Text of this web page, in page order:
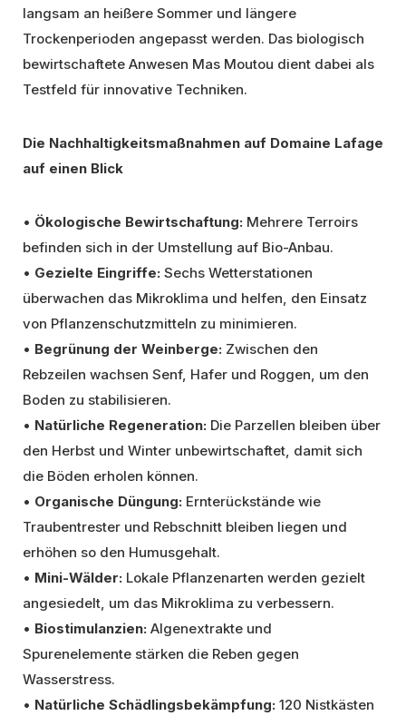
langsam an heißere Sommer und längere
Trockenperioden angepasst werden. Das biologisch
bewirtschaftete Anwesen Mas Moutou dient dabei als
Testfeld für innovative Techniken.
Die Nachhaltigkeitsmaßnahmen auf Domaine Lafage
auf einen Blick
• Ökologische Bewirtschaftung: Mehrere Terroirs
befinden sich in der Umstellung auf Bio-Anbau.
• Gezielte Eingriffe: Sechs Wetterstationen
überwachen das Mikroklima und helfen, den Einsatz
von Pflanzenschutzmitteln zu minimieren.
• Begrünung der Weinberge: Zwischen den
Rebzeilen wachsen Senf, Hafer und Roggen, um den
Boden zu stabilisieren.
• Natürliche Regeneration: Die Parzellen bleiben über
den Herbst und Winter unbewirtschaftet, damit sich
die Böden erholen können.
• Organische Düngung: Ernterückstände wie
Traubentrester und Rebschnitt bleiben liegen und
erhöhen so den Humusgehalt.
• Mini-Wälder: Lokale Pflanzenarten werden gezielt
angesiedelt, um das Mikroklima zu verbessern.
• Biostimulanzien: Algenextrakte und
Spurenelemente stärken die Reben gegen
Wasserstress.
• Natürliche Schädlingsbekämpfung: 120 Nistkästen